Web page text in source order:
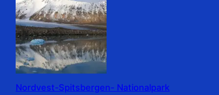
Nordvest-Spitsbergen- Nationalpark